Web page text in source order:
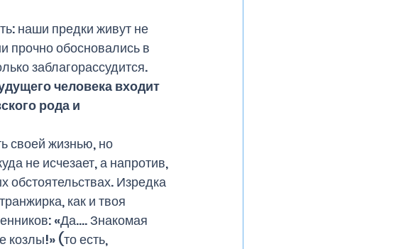
наши предки живут не
прочно обосновались в
заблагорассудится.
человека входит
рода и
своей жизнью, но
не исчезает, а напротив,
обстоятельствах. Изредка
как и твоя
«Да…. Знакомая
(то есть,